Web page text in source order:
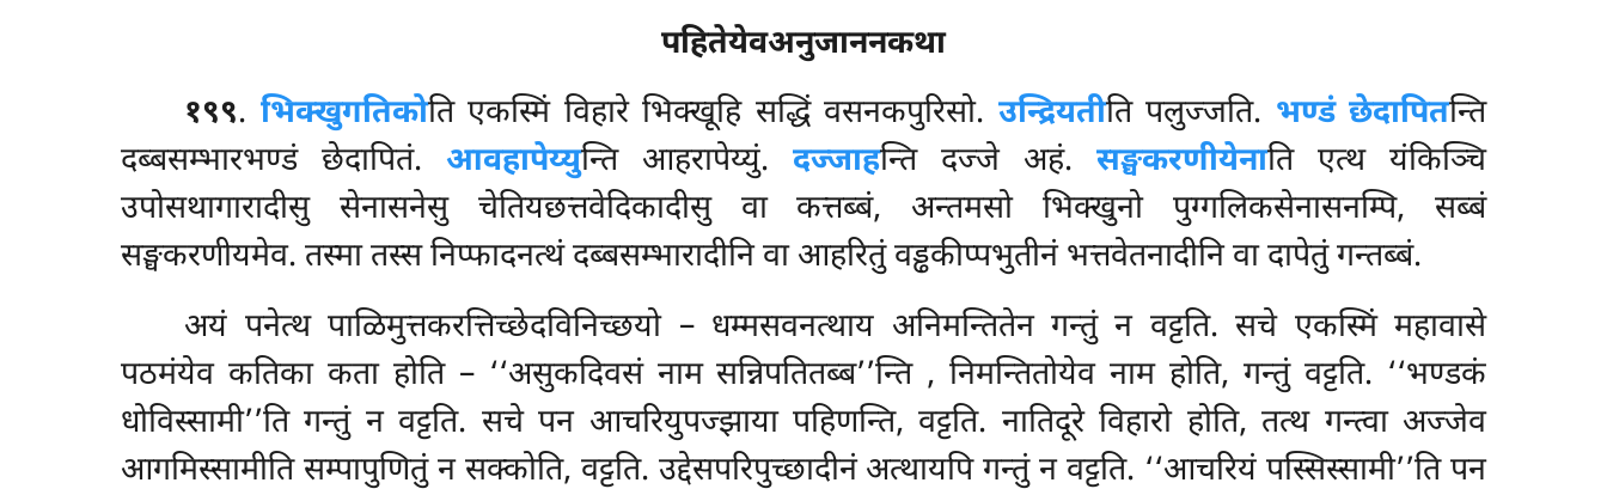
पहितेयेवअनुजाननकथा
१९९. भिक्खुगतिकोति एकस्मिं विहारे भिक्खूहि सद्धिं वसनकपुरिसो. उन्द्रियतीति पलुज्जति. भण्डं छेदापितन्ति
दब्बसम्भारभण्डं छेदापितं. आवहापेय्युन्ति आहरापेय्युं. दज्जाहन्ति दज्जे अहं.सङ्घकरणीयेनाति एत्थ यंकिञ्चि
उपोसथागारादीसु सेनासनेसु चेतियछत्तवेदिकादीसु वा कत्तब्बं, अन्तमसो भिक्खुनो पुग्गलिकसेनासनम्पि, सब्बं
सङ्घकरणीयमेव. तस्मा तस्स निप्फादनत्थं दब्बसम्भारादीनि वा आहरितुं वड्ढकीप्पभुतीनं भत्तवेतनादीनि वा दापेतुं गन्तब्बं.
अयं पनेत्थ पाळिमुत्तकरत्तिच्छेदविनिच्छयो – धम्मसवनत्थाय अनिमन्तितेन गन्तुं न वट्टति. सचे एकस्मिं महावासे
पठमंयेव कतिका कता होति – ‘‘असुकदिवसं नाम सन्निपतितब्ब’’न्ति , निमन्तितोयेव नाम होति, गन्तुं वट्टति. ‘‘भण्डकं
धोविस्सामी’’ति गन्तुं न वट्टति. सचे पन आचरियुपज्झाया पहिणन्ति, वट्टति. नातिदूरे विहारो होति, तत्थ गन्त्वा अज्जेव
आगमिस्सामीति सम्पापुणितुं न सक्कोति, वट्टति. उद्देसपरिपुच्छादीनं अत्थायपिगन्तुं न वट्टति. ‘‘आचरियं पस्सिस्सामी’’ति पन